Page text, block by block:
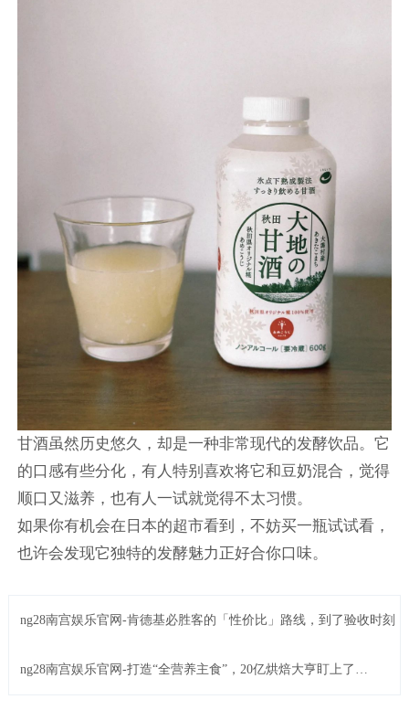
甘酒虽然历史悠久，却是一种非常现代的发酵饮品。它
的口感有些分化，有人特别喜欢将它和豆奶混合，觉得
顺口又滋养，也有人一试就觉得不太习惯。
如果你有机会在日本的超市看到，不妨买一瓶试试看，
也许会发现它独特的发酵魅力正好合你口味。
ng28南宫娱乐官网-肯德基必胜客的「性价比」路线，到了验收时刻
ng28南宫娱乐官网-打造“全营养主食”，20亿烘焙大亨盯上了这